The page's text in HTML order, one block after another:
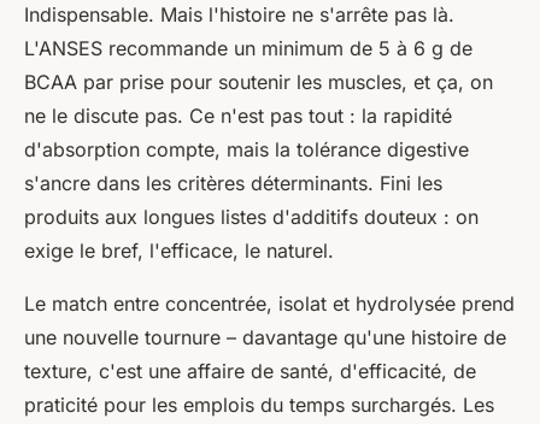
Indispensable. Mais l'histoire ne s'arrête pas là.
L'ANSES recommande un minimum de 5 à 6 g de
BCAA par prise pour soutenir les muscles, et ça, on
ne le discute pas. Ce n'est pas tout : la rapidité
d'absorption compte, mais la tolérance digestive
s'ancre dans les critères déterminants. Fini les
produits aux longues listes d'additifs douteux : on
exige le bref, l'efficace, le naturel.
Le match entre concentrée, isolat et hydrolysée prend
une nouvelle tournure – davantage qu'une histoire de
texture, c'est une affaire de santé, d'efficacité, de
praticité pour les emplois du temps surchargés. Les